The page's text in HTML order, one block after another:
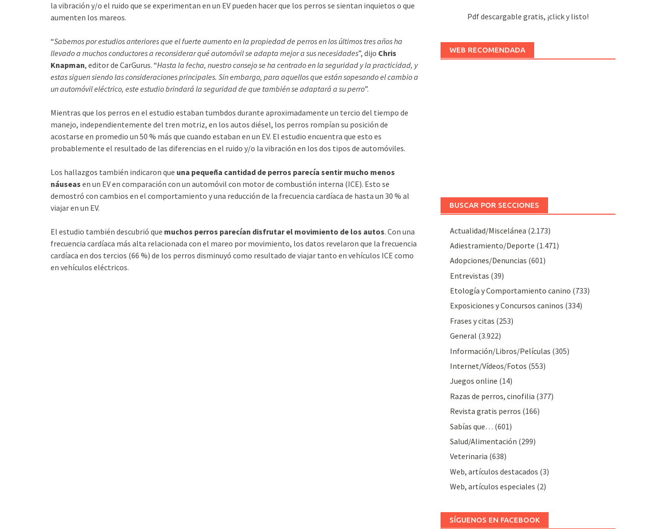
la vibración y/o el ruido que se experimentan en un EV pueden hacer que los perros se sientan inquietos o que
aumenten los mareos.
“Sabemos por estudios anteriores que el fuerte aumento en la propiedad de perros en los últimos tres años ha
llevado a muchos conductores a reconsiderar qué automóvil se adapta mejor a sus necesidades”, dijo Chris
Knapman, editor de CarGurus. “Hasta la fecha, nuestro consejo se ha centrado en la seguridad y la practicidad, y
estas siguen siendo las consideraciones principales. Sin embargo, para aquellos que están sopesando el cambio a
un automóvil eléctrico, este estudio brindará la seguridad de que también se adaptará a su perro”.
Mientras que los perros en el estudio estaban tumbdos durante aproximadamente un tercio del tiempo de
manejo, independientemente del tren motriz, en los autos diésel, los perros rompían su posición de
acostarse en promedio un 50 % más que cuando estaban en un EV. El estudio encuentra que esto es
probablemente el resultado de las diferencias en el ruido y/o la vibración en los dos tipos de automóviles.
Los hallazgos también indicaron que una pequeña cantidad de perros parecía sentir mucho menos
náuseas en un EV en comparación con un automóvil con motor de combustión interna (ICE). Esto se
demostró con cambios en el comportamiento y una reducción de la frecuencia cardíaca de hasta un 30 % al
viajar en un EV.
El estudio también descubrió que muchos perros parecían disfrutar el movimiento de los autos. Con una
frecuencia cardíaca más alta relacionada con el mareo por movimiento, los datos revelaron que la frecuencia
cardíaca en dos tercios (66 %) de los perros disminuyó como resultado de viajar tanto en vehículos ICE como
en vehículos eléctricos.
Pdf descargable gratis, ¡click y listo!
WEB RECOMENDADA
BUSCAR POR SECCIONES
Actualidad/Miscelánea (2.173)
Adiestramiento/Deporte (1.471)
Adopciones/Denuncias (601)
Entrevistas (39)
Etología y Comportamiento canino (733)
Exposiciones y Concursos caninos (334)
Frases y citas (253)
General (3.922)
Información/Libros/Películas (305)
Internet/Vídeos/Fotos (553)
Juegos online (14)
Razas de perros, cinofilia (377)
Revista gratis perros (166)
Sabías que… (601)
Salud/Alimentación (299)
Veterinaria (638)
Web, artículos destacados (3)
Web, artículos especiales (2)
SÍGUENOS EN FACEBOOK